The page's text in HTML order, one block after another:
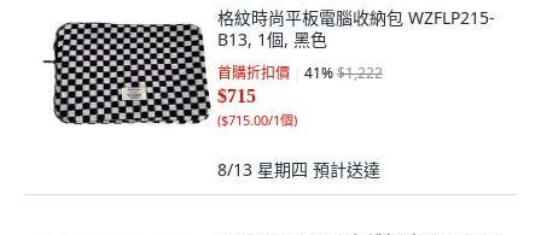
格紋時尚平板電腦收納包 WZFLP215-
B13, 1個, 黑色
首購折扣價 41%$1,222
$715
($715.00/1個)
8/13 星期四 預計送達